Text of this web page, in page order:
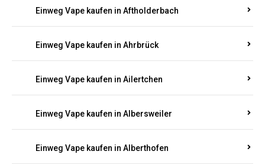
Einweg Vape kaufen in Aftholderbach
Einweg Vape kaufen in Ahrbrück
Einweg Vape kaufen in Ailertchen
Einweg Vape kaufen in Albersweiler
Einweg Vape kaufen in Alberthofen